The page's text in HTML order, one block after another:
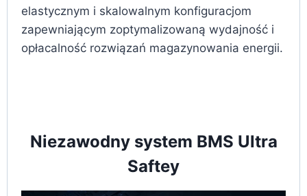
elastycznym i skalowalnym konfiguracjom
zapewniającym zoptymalizowaną wydajność i
opłacalność rozwiązań magazynowania energii.
Niezawodny system BMS Ultra
Saftey